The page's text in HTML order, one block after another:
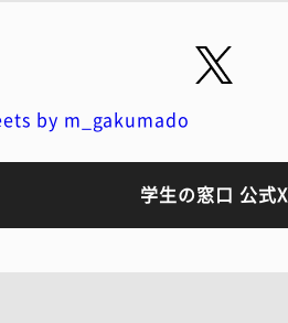
by m_gakumado
学生の窓口 公式X